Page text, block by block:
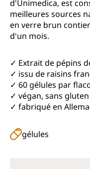
d'Unimedica, est
meilleures sources
en verre brun
d'un mois.
✓ Extrait de pépins
✓ issu de raisins
✓ 60 gélules par
✓ végan, sans
✓ fabriqué en
gélules